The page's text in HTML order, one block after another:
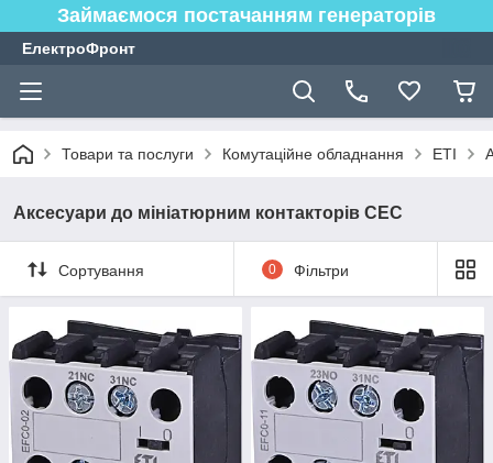
Займаємося постачанням генераторів
ЕлектроФронт
Товари та послуги Комутаційне обладнання ETI
Аксесуари до мініатюрним контакторів СЕС
Сортування 0 Фільтри